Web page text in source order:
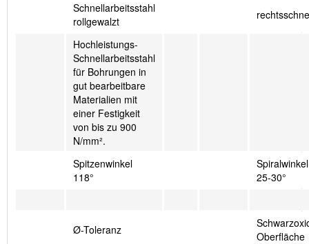
Schnellarbeitsstahl
rollgewalzt
Hochleistungs-
Schnellarbeitsstahl
für Bohrungen in
gut bearbeitbare
Materialien mit
einer Festigkeit
von bis zu 900
N/mm².
Spitzenwinkel
118°
Spiralwinkel
25-30°
Ø-Toleranz
Oberfläche